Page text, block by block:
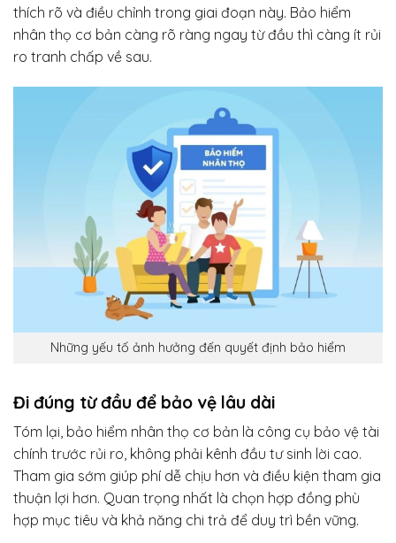
thích rõ và điều chỉnh trong giai đoạn này. Bảo hiểm
nhân thọ cơ bản càng rõ ràng ngay từ đầu thì càng ít rủi
ro tranh chấp về sau.
Những yếu tố ảnh hưởng đến quyết định bảo hiểm
Đi đúng từ đầu để bảo vệ lâu dài
Tóm lại, bảo hiểm nhân thọ cơ bản là công cụ bảo vệ tài
chính trước rủi ro, không phải kênh đầu tư sinh lời cao.
Tham gia sớm giúp phí dễ chịu hơn và điều kiện tham gia
thuận lợi hơn. Quan trọng nhất là chọn hợp đồng phù
hợp mục tiêu và khả năng chi trả để duy trì bền vững.